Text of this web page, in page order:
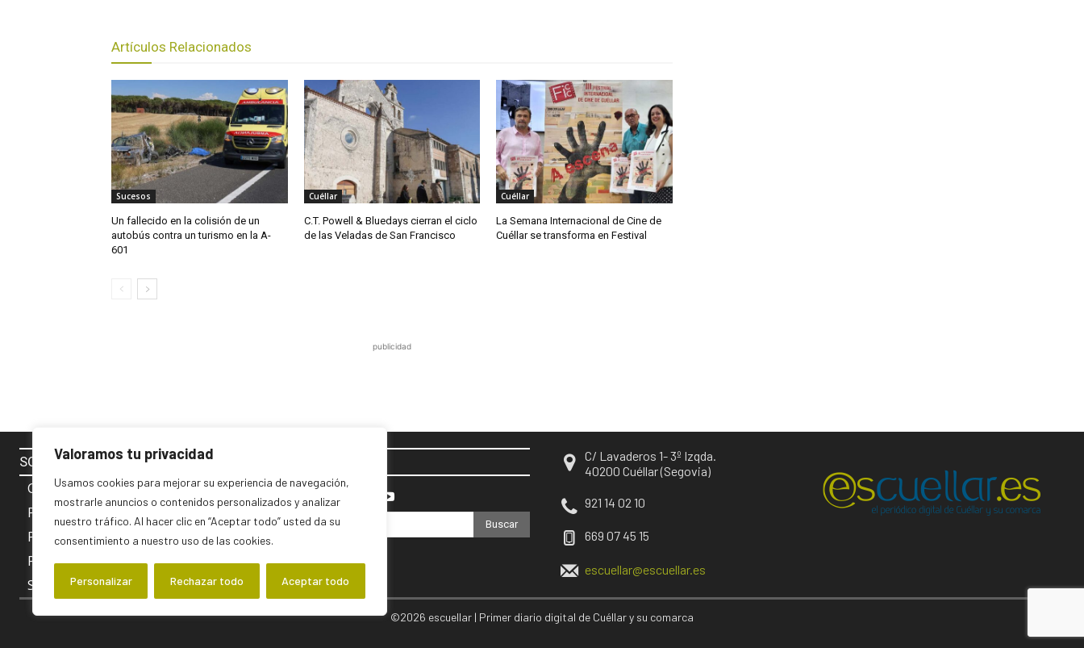
Valoramos tu privacidad
Usamos cookies para mejorar su experiencia de navegación,
mostrarle anuncios o contenidos personalizados y analizar
nuestro tráfico. Al hacer clic en “Aceptar todo” usted da su
consentimiento a nuestro uso de las cookies.
Personalizar Rechazar todo Aceptar todo
Artículos Relacionados
Sucesos
Un fallecido en la colisión de un
autobús contra un turismo en la A-
601
Cuéllar
C.T. Powell & Bluedays cierran el ciclo
de las Veladas de San Francisco
Cuéllar
La Semana Internacional de Cine de
Cuéllar se transforma en Festival
publicidad
SOBRE NOSOTROS
Contacto
Política de cookies
Privacidad y Aviso Legal
PUBLICIDAD
Sobre nosotros
Buscar
C/ Lavaderos 1- 3º Izqda.
40200 Cuéllar (Segovia)
921 14 02 10
669 07 45 15
escuellar@escuellar.es
©2026 escuellar | Primer diario digital de Cuéllar y su comarca